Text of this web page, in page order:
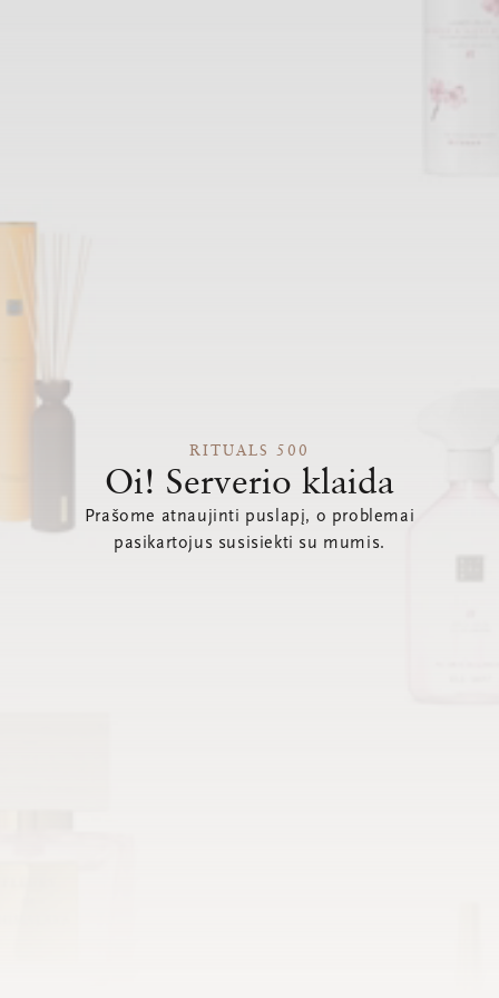
RITUALS 500
Oi! Serverio klaida
Prašome atnaujinti puslapį, o problemai
pasikartojus susisiekti su mumis.